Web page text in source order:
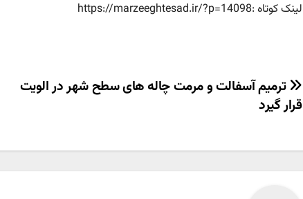
لینک کوتاه :https://marzeeghtesad.ir/?p=14098
راهبری
نوشته
ترمیم آسفالت و مرمت چاله های سطح شهر در الویت
قرار گیرد